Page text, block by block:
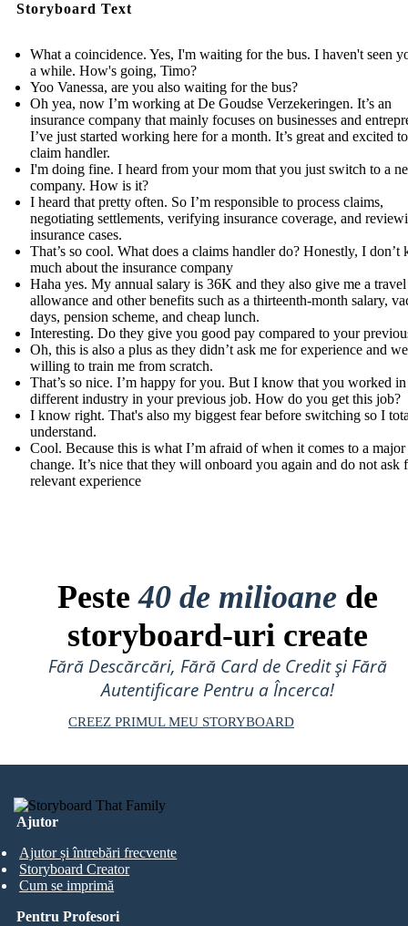
Storyboard Text
What a coincidence. Yes, I'm waiting for the bus. I haven't seen
a while. How's going, Timo?
Yoo Vanessa, are you also waiting for the bus?
Oh yea, now I’m working at De Goudse Verzekeringen. It’s an
insurance company that mainly focuses on businesses and
I’ve just started working here for a month. It’s great and excited
claim handler.
I'm doing fine. I heard from your mom that you just switch to a
company. How is it?
I heard that pretty often. So I’m responsible to process claims,
negotiating settlements, verifying insurance coverage, and
insurance cases.
That’s so cool. What does a claims handler do? Honestly, I don’t
much about the insurance company
Haha yes. My annual salary is 36K and they also give me a travel
allowance and other benefits such as a thirteenth-month salary,
days, pension scheme, and cheap lunch.
Interesting. Do they give you good pay compared to your
Oh, this is also a plus as they didn’t ask me for experience and
willing to train me from scratch.
That’s so nice. I’m happy for you. But I know that you worked in
different industry in your previous job. How do you get this job?
I know right. That's also my biggest fear before switching so I
understand.
Cool. Because this is what I’m afraid of when it comes to a major
change. It’s nice that they will onboard you again and do not ask
relevant experience
Peste40 de milioane de
storyboard-uri create
Fără Descărcări, Fără Card de Credit și Fără
Autentificare Pentru a Încerca!
CREEZ PRIMUL MEU STORYBOARD
Ajutor
Ajutor și întrebări frecvente
Storyboard Creator
Cum se imprimă
Pentru Profesori